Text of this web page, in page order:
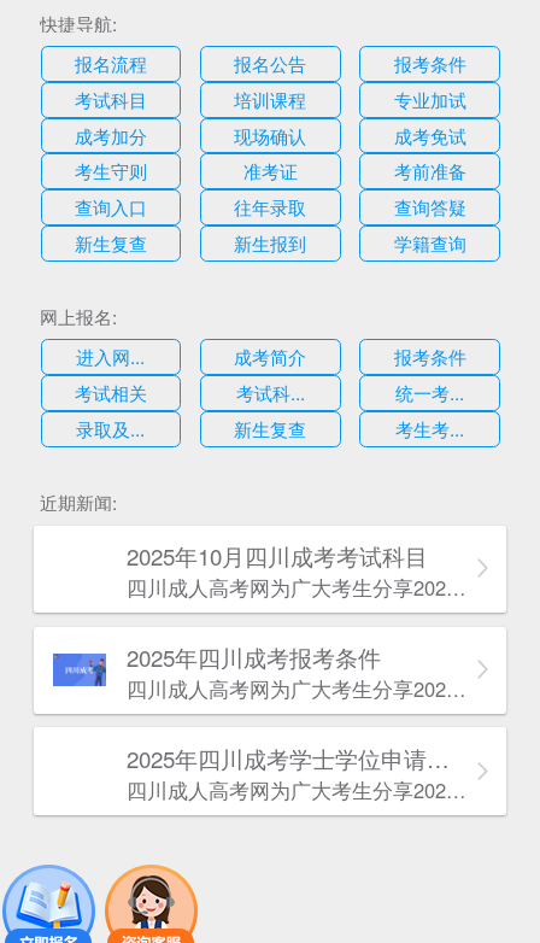
快捷导航:
报名流程
报名公告
报考条件
考试科目
培训课程
专业加试
成考加分
现场确认
成考免试
考生守则
准考证
考前准备
查询入口
往年录取
查询答疑
新生复查
新生报到 学籍查询
网上报名:
进入网...
成考简介
报考条件
考试相关
考试科...
统一考...
录取及...
新生复查 考生考...
近期新闻:
2025年10月四川成考考试科目
四川成人高考网​为广大考生分享2025年10月四川成考考试科目。为广大在职人员和社会人士提供学历提升的机会。更多四川成考考试信息，欢迎在线访问四川成人高考网。
2025年‌‌‌‌四川成考报考条件
四川成人高考网​为广大考生分享2025年‌‌‌‌四川成考报考条件。为广大在职人员和社会人士提供学历提升的机会。更多四川成考考试信息，欢迎在线访问四川成人高考网。
2025年‌‌‌‌四川成考学士学位申请条件
四川成人高考网​为广大考生分享2025年‌‌‌‌四川成考学士学位申请条件。为广大在职人员和社会人士提供学历提升的机会。更多四川成考考试信息，欢迎在线访问四川成人高考网。